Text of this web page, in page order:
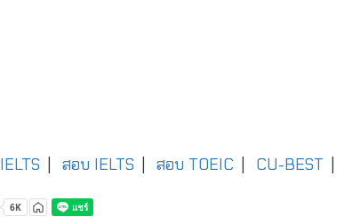
IELTS สอบ IELTS สอบ TOEIC CU-BEST